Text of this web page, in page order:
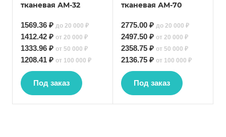
тканевая АМ-32
1569.36 ₽ до 20 000 ₽
1412.42 ₽ от 20 000 ₽
1333.96 ₽ от 50 000 ₽
1208.41 ₽ от 100 000 ₽
Под заказ
тканевая АМ-70
2775.00 ₽ до 20 000 ₽
2497.50 ₽ от 20 000 ₽
2358.75 ₽ от 50 000 ₽
2136.75 ₽ от 100 000 ₽
Под заказ